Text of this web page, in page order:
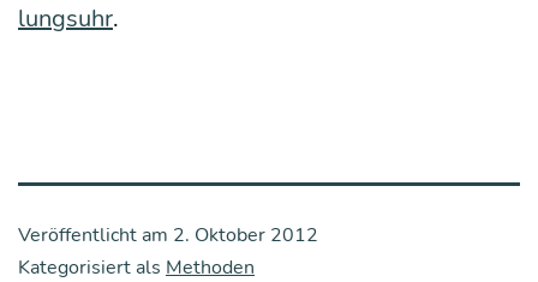
lungs­uhr.
Veröffentlicht am 2. Oktober 2012
Kategorisiert als Methoden